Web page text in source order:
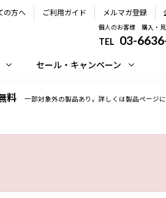
の方へ ご利用ガイド メルマガ登録
個人のお客様 購入・見
TEL 03-
セール・キャンペーン
料 一部対象外の製品あり。詳しくは製品ページに